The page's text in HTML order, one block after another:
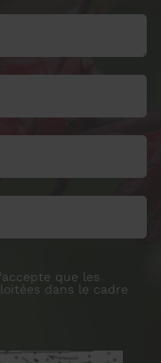
que les
dans le cadre